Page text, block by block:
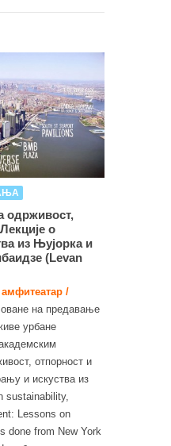
одрживост,
о
из Њујорка и
(Levan
амфитеатар /
на предавање
урбане
отпорност и
и искуства из
sustainability,
Lessons on
done from New York